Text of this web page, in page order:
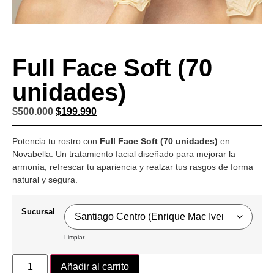
Full Face Soft (70
unidades)
$500.000 $199.990
Potencia tu rostro con Full Face Soft (70 unidades) en
Novabella. Un tratamiento facial diseñado para mejorar la
armonía, refrescar tu apariencia y realzar tus rasgos de forma
natural y segura.
Sucursal
Limpiar
Añadir al carrito